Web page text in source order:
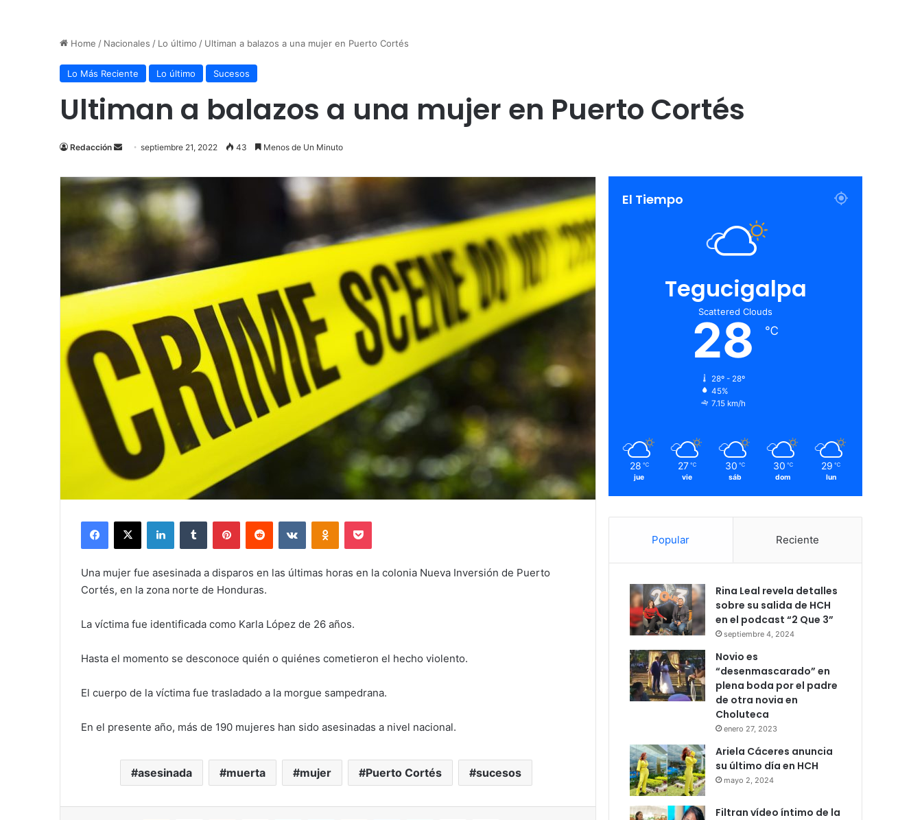
Home / Nacionales / Lo último / Ultiman a balazos a una mujer en Puerto Cortés
Lo Más Reciente Lo último Sucesos
Ultiman a balazos a una mujer en Puerto Cortés
Redacción
Send
email
septiembre 21, 2022 43 Menos de Un Minuto
Facebook
X LinkedInTumblr PinterestReddit VKontakteOdnoklassniki
Pocket
Una mujer fue asesinada a disparos en las últimas horas en la colonia Nueva Inversión de Puerto
Cortés, en la zona norte de Honduras.
La víctima fue identificada como Karla López de 26 años.
Hasta el momento se desconoce quién o quiénes cometieron el hecho violento.
El cuerpo de la víctima fue trasladado a la morgue sampedrana.
En el presente año, más de 190 mujeres han sido asesinadas a nivel nacional.
asesinada muerta mujer Puerto Cortés sucesos
El Tiempo
Tegucigalpa
Scattered Clouds
28 ℃
28º - 28º
45%
7.15 km/h
28 ℃
jue
27 ℃
vie
30 ℃
sáb
30 ℃
dom
29 ℃
lun
Popular Reciente
Rina Leal revela detalles
sobre su salida de HCH
en el podcast “2 Que 3”
septiembre 4, 2024
Novio es
“desenmascarado” en
plena boda por el padre
de otra novia en
Choluteca
enero 27, 2023
Ariela Cáceres anuncia
su último día en HCH
mayo 2, 2024
Filtran vídeo íntimo de la